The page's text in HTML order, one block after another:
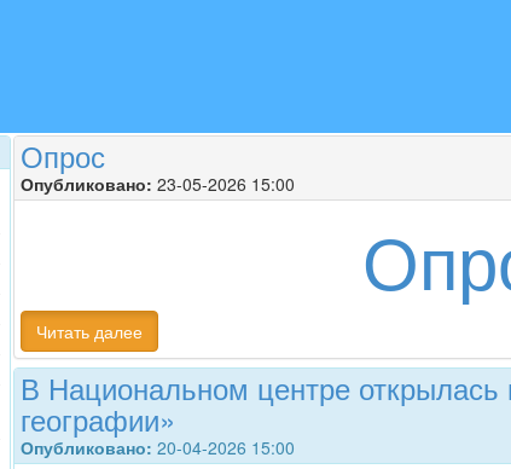
Опрос
Опубликовано: 23-05-2026 15:00
Читать далее
В Национальном центре открылась
географии»
Опубликовано: 20-04-2026 15:00